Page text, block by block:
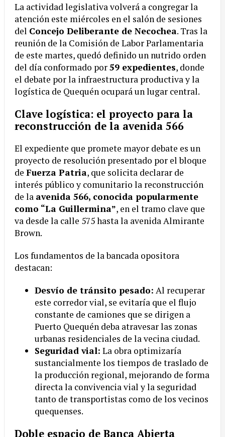
La actividad legislativa volverá a congregar la
atención este miércoles en el salón de sesiones
del Concejo Deliberante de Necochea. Tras la
reunión de la Comisión de Labor Parlamentaria
de este martes, quedó definido un nutrido orden
del día conformado por59 expedientes, donde
el debate por la infraestructura productiva y la
logística de Quequén ocupará un lugar central.
Clave logística: el proyecto para la
reconstrucción de la avenida 566
El expediente que promete mayor debate es un
proyecto de resolución presentado por el bloque
de Fuerza Patria, que solicita declarar de
interés público y comunitario la reconstrucción
de la avenida 566, conocida popularmente
como “La Guillermina”, en el tramo clave que
va desde la calle 575 hasta la avenida Almirante
Brown.
Los fundamentos de la bancada opositora
destacan:
Desvío de tránsito pesado: Al recuperar
este corredor vial, se evitaría que el flujo
constante de camiones que se dirigen a
Puerto Quequén deba atravesar las zonas
urbanas residenciales de la vecina ciudad.
Seguridad vial: La obra optimizaría
sustancialmente los tiempos de traslado de
la producción regional, mejorando de forma
directa la convivencia vial y la seguridad
tanto de transportistas como de los vecinos
quequenses.
Doble espacio de Banca Abierta